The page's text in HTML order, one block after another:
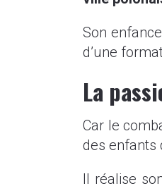
Son
d’une
La
Car le
des enfants
Il réalise